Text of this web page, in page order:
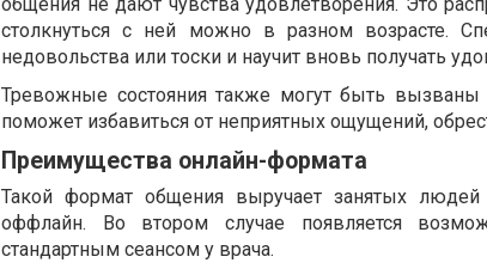
столкнуться с ней можно в разном возрасте.
недовольства или тоски и научит вновь получать
Тревожные состояния также могут быть вызваны
поможет избавиться от неприятных ощущений,
Преимущества онлайн-формата
Такой формат общения выручает занятых
оффлайн. Во втором случае появляется
стандартным сеансом у врача.